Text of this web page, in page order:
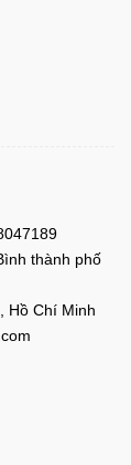
thành phố
Hồ Chí Minh